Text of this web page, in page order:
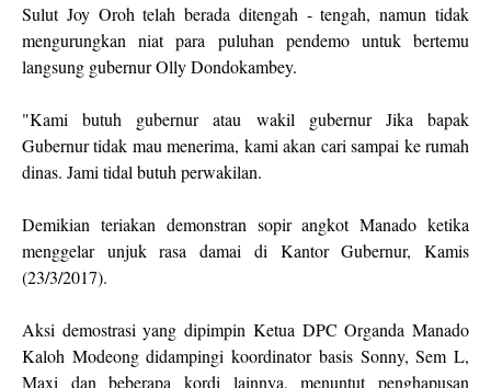
Sulut Joy Oroh telah berada ditengah - tengah, namun tidak
mengurungkan niat para puluhan pendemo untuk bertemu
langsung gubernur Olly Dondokambey.
"Kami butuh gubernur atau wakil gubernur Jika bapak
Gubernur tidak mau menerima, kami akan cari sampai ke rumah
dinas. Jami tidal butuh perwakilan.
Demikian teriakan demonstran sopir angkot Manado ketika
menggelar unjuk rasa damai di Kantor Gubernur, Kamis
(23/3/2017).
Aksi demostrasi yang dipimpin Ketua DPC Organda Manado
Kaloh Modeong didampingi koordinator basis Sonny, Sem L,
Maxi dan beberapa kordi lainnya, menuntut penghapusan